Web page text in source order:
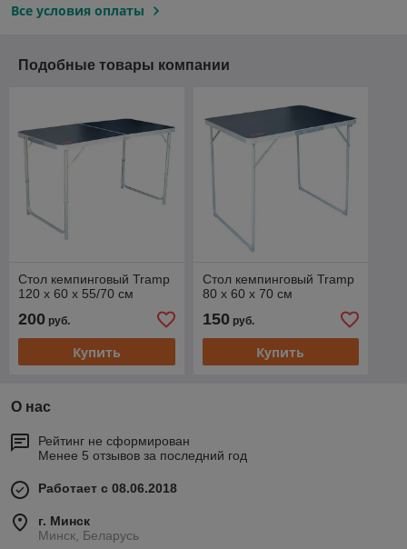
Все условия оплаты
Подобные товары компании
Стол кемпинговый Tramp
120 x 60 x 55/70 см
200 руб.
Купить
Стол кемпинговый Tramp
80 x 60 x 70 см
150руб.
Купить
О нас
Рейтинг не сформирован
Менее 5 отзывов за последний год
Работает с 08.06.2018
г. Минск
Минск, Беларусь